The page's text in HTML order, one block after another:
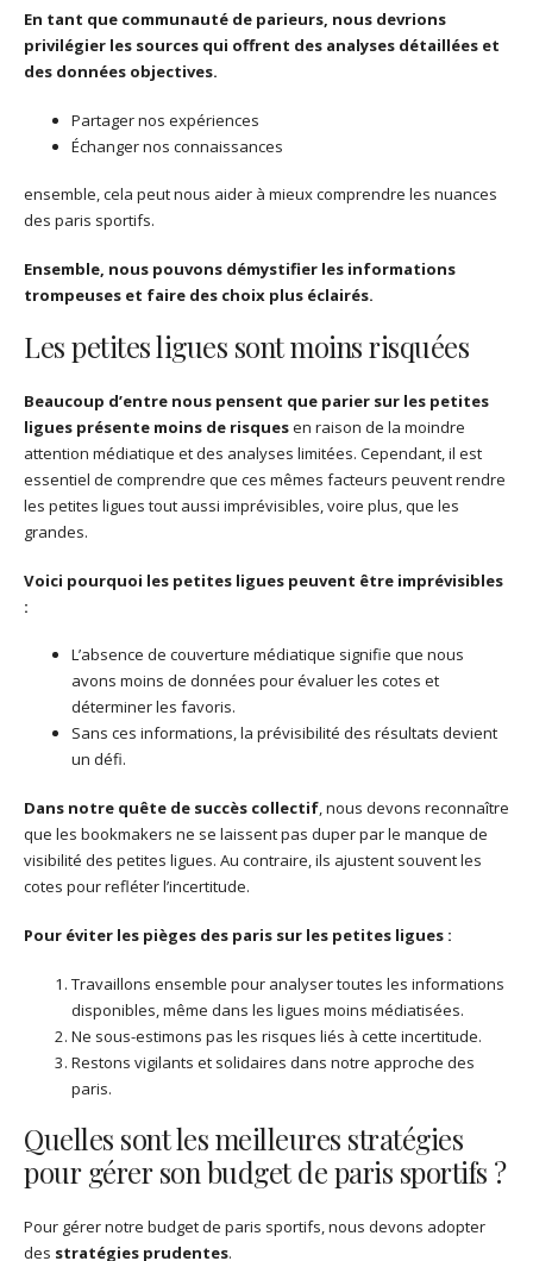
En tant que communauté de parieurs, nous devrions
privilégier les sources qui offrent des analyses détaillées et
des données objectives.
Partager nos expériences
Échanger nos connaissances
ensemble, cela peut nous aider à mieux comprendre les nuances
des paris sportifs.
Ensemble, nous pouvons démystifier les informations
trompeuses et faire des choix plus éclairés.
Les petites ligues sont moins risquées
Beaucoup d’entre nous pensent que parier sur les petites
ligues présente moins de risquesen raison de la moindre
attention médiatique et des analyses limitées. Cependant, il est
essentiel de comprendre que ces mêmes facteurs peuvent rendre
les petites ligues tout aussi imprévisibles, voire plus, que les
grandes.
Voici pourquoi les petites ligues peuvent être imprévisibles
:
L’absence de couverture médiatique signifie que nous
avons moins de données pour évaluer les cotes et
déterminer les favoris.
Sans ces informations, la prévisibilité des résultats devient
un défi.
Dans notre quête de succès collectif, nous devons reconnaître
que les bookmakers ne se laissent pas duper par le manque de
visibilité des petites ligues. Au contraire, ils ajustent souvent les
cotes pour refléter l’incertitude.
Pour éviter les pièges des paris sur les petites ligues :
Travaillons ensemble pour analyser toutes les informations
disponibles, même dans les ligues moins médiatisées.
Ne sous-estimons pas les risques liés à cette incertitude.
Restons vigilants et solidaires dans notre approche des
paris.
Quelles sont les meilleures stratégies
pour gérer son budget de paris sportifs ?
Pour gérer notre budget de paris sportifs, nous devons adopter
des stratégies prudentes.